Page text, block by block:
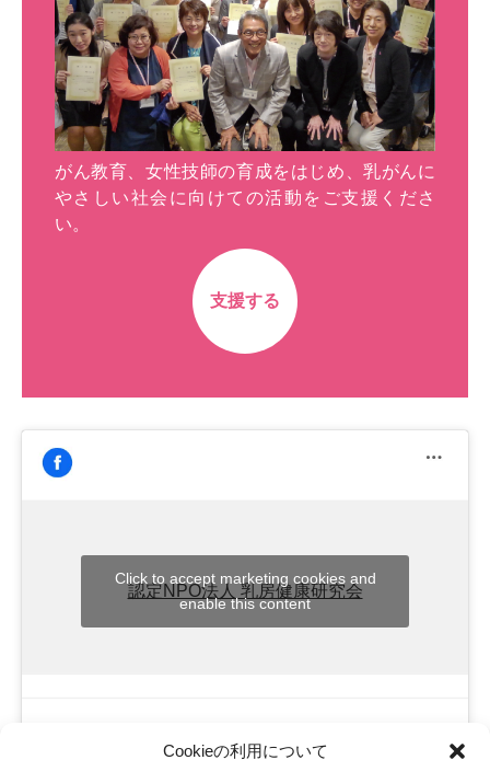
Cookieの利用について
がん教育、女性技師の育成をはじめ、乳がんに
やさしい社会に向けての活動をご支援くださ
い。
支援する
認定NPO法人 乳房健康研究会
Click to accept marketing cookies and
enable this content